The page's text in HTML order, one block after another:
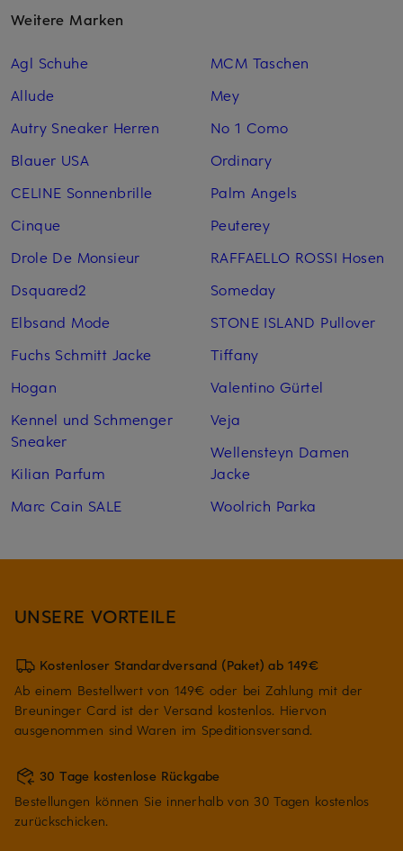
Weitere Marken
Agl Schuhe
Allude
Autry Sneaker Herren
Blauer USA
CELINE Sonnenbrille
Cinque
Drole De Monsieur
Dsquared2
Elbsand Mode
Fuchs Schmitt Jacke
Hogan
Kennel und Schmenger
Sneaker
Kilian Parfum
Marc Cain SALE
MCM Taschen
Mey
No 1 Como
Ordinary
Palm Angels
Peuterey
RAFFAELLO ROSSI Hosen
Someday
STONE ISLAND Pullover
Tiffany
Valentino Gürtel
Veja
Wellensteyn Damen
Jacke
Woolrich Parka
UNSERE VORTEILE
Kostenloser Standardversand (Paket) ab 149€
Ab einem Bestellwert von 149€ oder bei Zahlung mit der
Breuninger Card ist der Versand kostenlos. Hiervon
ausgenommen sind Waren im Speditionsversand.
30 Tage kostenlose Rückgabe
Bestellungen können Sie innerhalb von 30 Tagen kostenlos
zurückschicken.